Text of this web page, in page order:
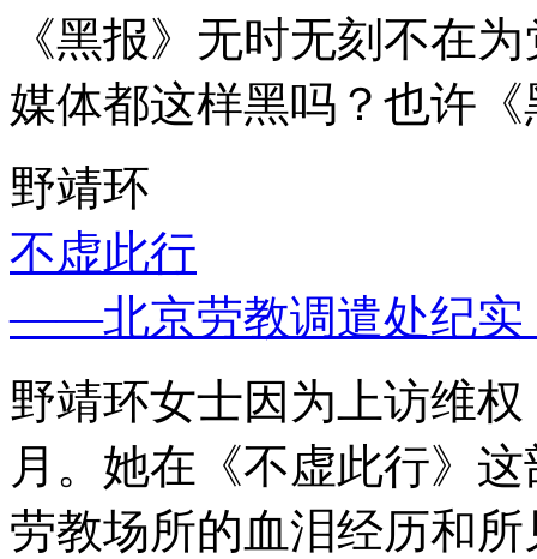
《黑报》无时无刻不在
媒体都这样黑吗？也许
野靖环
不虚此行
——北京劳教调遣处纪实
野靖环女士因为上访维
月。她在《不虚此行》
劳教场所的血泪经历和